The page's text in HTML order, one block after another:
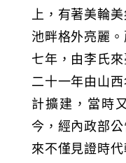
上，有著美輪
池畔格外亮麗
七年，由李氏
二十一年由山
計擴建，當時
今，經內政部
來不僅見證時